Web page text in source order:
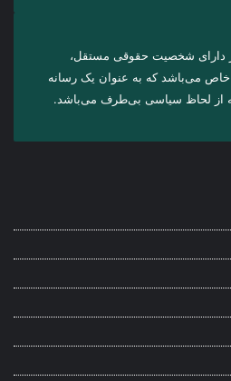
دارای شخصیت حقوقی مستقل،
می‌باشد که به عنوان یک رسانه
از لحاظ سیاسی بی‌طرف می‌باشد.